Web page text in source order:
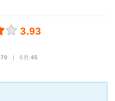
3.93
70 | 6月:45